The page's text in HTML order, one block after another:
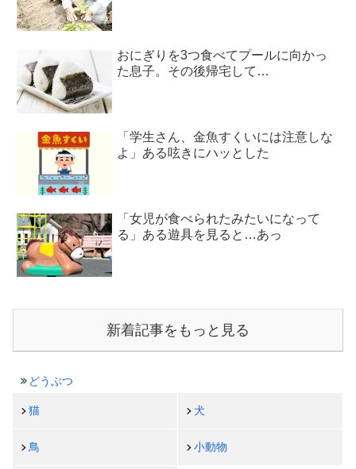
おにぎりを3つ食べてプールに向かっ
た息子。その後帰宅して…
「学生さん、金魚すくいには注意しな
よ」ある呟きにハッとした
「女児が食べられたみたいになって
る」ある遊具を見ると…あっ
新着記事をもっと見る
どうぶつ
猫 犬
鳥 小動物